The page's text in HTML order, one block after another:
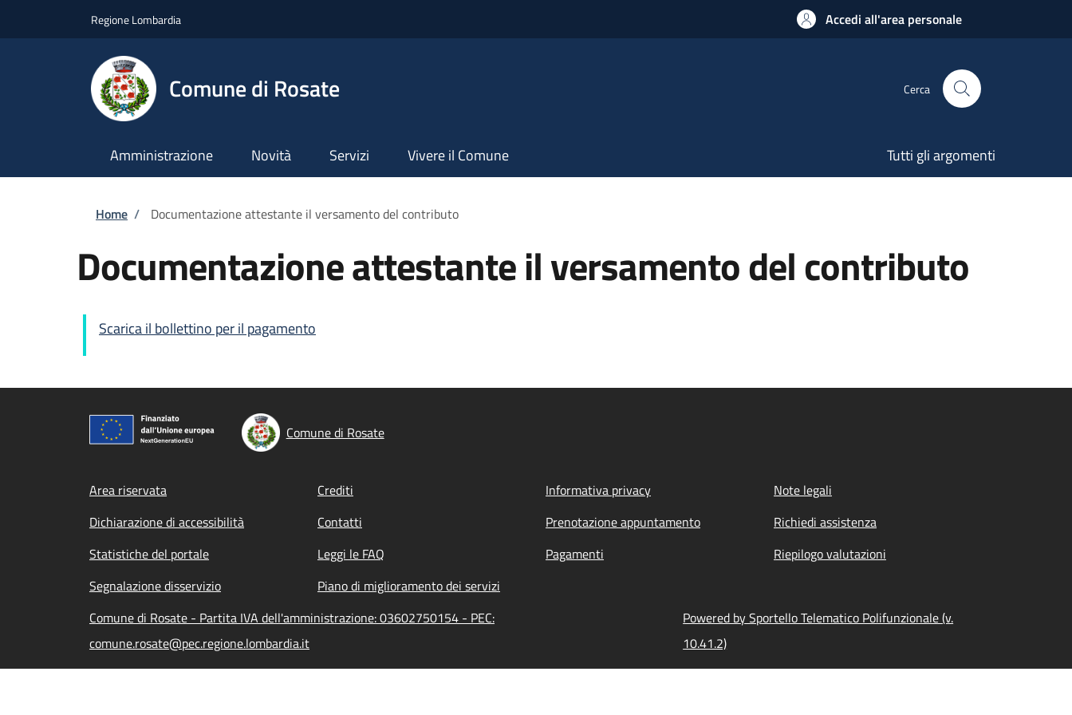
Regione Lombardia Accedi all'area personale
Comune di Rosate Cerca
Amministrazione Novità Servizi Vivere il Comune Tutti gli argomenti
Briciole di pane
Home / Documentazione attestante il versamento del contributo
Documentazione attestante il versamento del contributo
Scarica il bollettino per il pagamento
Comune di Rosate
Footer menu
Area riservata Crediti Informativa privacy
Note legali
Dichiarazione di accessibilità
Contatti Prenotazione appuntamento
Richiedi assistenza
Statistiche del portale
Leggi le FAQ Pagamenti
Riepilogo valutazioni
Segnalazione disservizio
Piano di miglioramento dei servizi
Comune di Rosate - Partita IVA dell'amministrazione: 03602750154 - PEC:
comune.rosate@pec.regione.lombardia.it
Powered by Sportello Telematico Polifunzionale (v.
10.41.2)